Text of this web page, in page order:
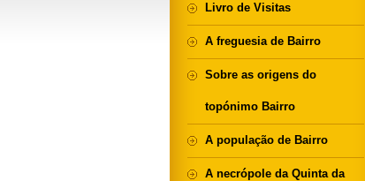
Livro de Visitas
A freguesia de Bairro
Sobre as origens do
topónimo Bairro
A população de Bairro
A necrópole da Quinta da